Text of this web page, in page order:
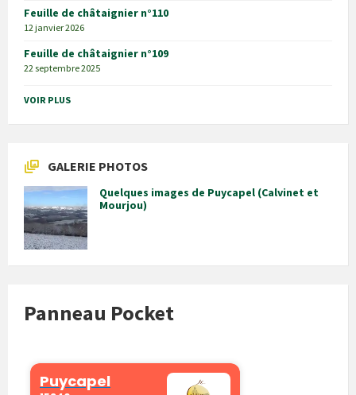
Feuille de châtaignier n°110
12 janvier 2026
Feuille de châtaignier n°109
22 septembre 2025
VOIR PLUS
GALERIE PHOTOS
Quelques images de Puycapel (Calvinet et
Mourjou)
Panneau Pocket